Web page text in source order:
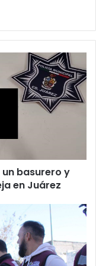
basurero y
en Juárez